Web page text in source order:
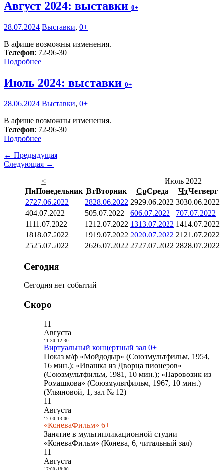
Август 2024: выставки 0+
28.07.2024 Выставки, 0+
В афише возможны изменения.
Телефон: 72-96-30
Подробнее
Июль 2024: выставки 0+
28.06.2024 Выставки, 0+
В афише возможны изменения.
Телефон: 72-96-30
Подробнее
← Предыдущая
Следующая →
<
Июль 2022
ПнПонедельник ВтВторник СрСреда ЧтЧетверг
2727.06.2022 2828.06.2022 2929.06.2022 3030.06.2022
404.07.2022 505.07.2022 606.07.2022 707.07.2022
1111.07.2022 1212.07.2022 1313.07.2022 1414.07.2022
1818.07.2022 1919.07.2022 2020.07.2022 21 21.07.2022
2525.07.2022 2626.07.2022 2727.07.2022 2828.07.2022
Сегодня
Сегодня нет событий
Скоро
11
Августа
11:30- 12:30
Виртуальный концертный зал 0+
Показ м/ф «Мойдодыр» (Союзмультфильм, 1954,
16 мин.); «Ивашка из Дворца пионеров»
(Союзмультфильм, 1981, 10 мин.); «Паровозик из
Ромашкова» (Союзмультфильм, 1967, 10 мин.)
(Ульяновой, 1, зал № 12)
11
Августа
12:00- 13:00
«КоневаФильм» 6+
Занятие в мультипликационной студии
«КоневаФильм» (Конева, 6, читальный зал)
11
Августа